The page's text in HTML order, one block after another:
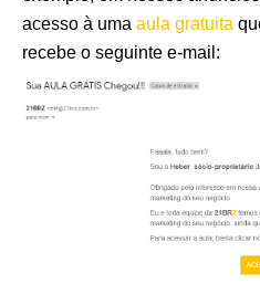
acesso à uma aula gratuita
recebe o seguinte e-mail: